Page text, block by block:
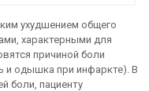
ухудшением общего
характерными для
причиной боли
и одышка при инфаркте). В
боли, пациенту